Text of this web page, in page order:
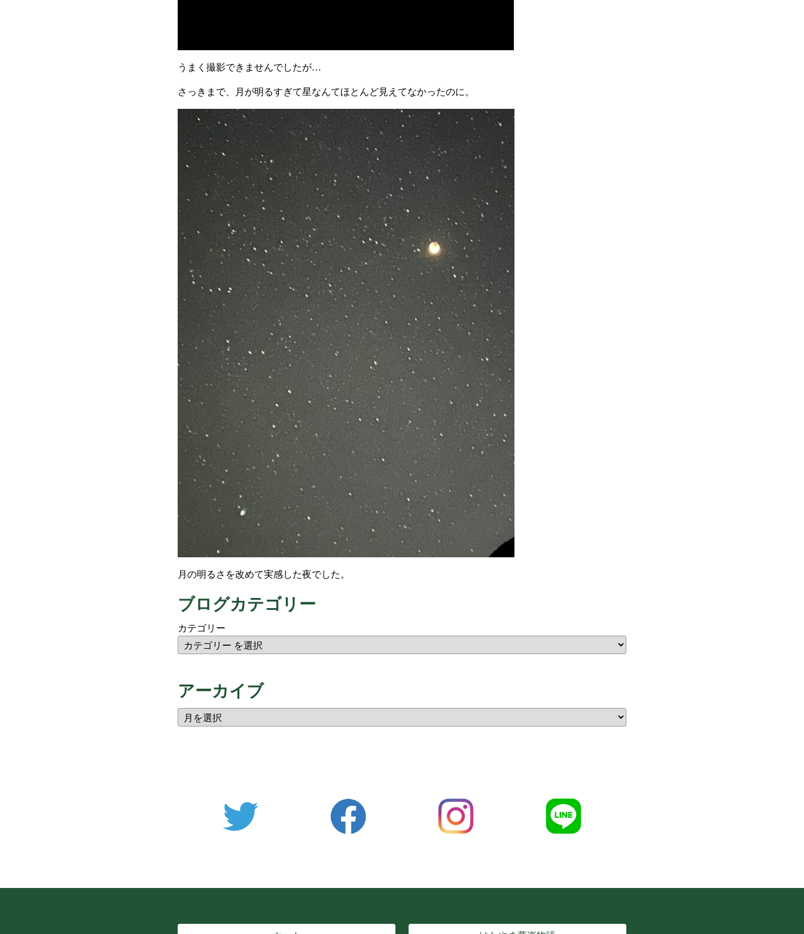
うまく撮影できませんでしたが…
さっきまで、月が明るすぎて星なんてほとんど見えてなかったのに。
月の明るさを改めて実感した夜でした。
ブログカテゴリー
カテゴリー
アーカイブ